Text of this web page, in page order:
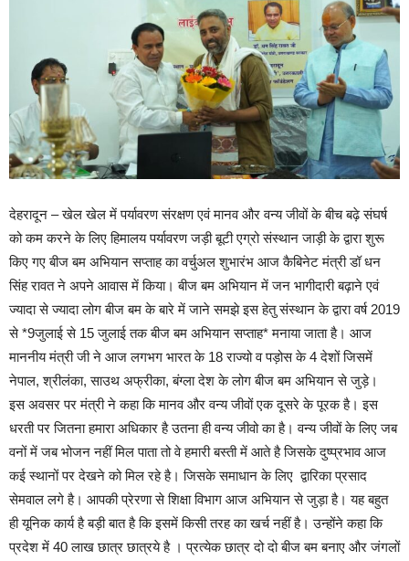
देहरादून – खेल खेल में पर्यावरण संरक्षण एवं मानव और वन्य जीवों के बीच बढ़े संघर्ष
को कम करने के लिए हिमालय पर्यावरण जड़ी बूटी एग्रो संस्थान जाड़ी के द्वारा शुरू
किए गए बीज बम अभियान सप्ताह का वर्चुअल शुभारंभ आज कैबिनेट मंत्री डॉ धन
सिंह रावत ने अपने आवास में किया। बीज बम अभियान में जन भागीदारी बढ़ाने एवं
ज्यादा से ज्यादा लोग बीज बम के बारे में जाने समझे इस हेतु संस्थान के द्वारा वर्ष 2019
से *9जुलाई से 15 जुलाई तक बीज बम अभियान सप्ताह* मनाया जाता है। आज
माननीय मंत्री जी ने आज लगभग भारत के 18 राज्यो व पड़ोस के 4 देशों जिसमें
नेपाल, श्रीलंका, साउथ अफ्रीका, बंग्ला देश के लोग बीज बम अभियान से जुड़े।
इस अवसर पर मंत्री ने कहा कि मानव और वन्य जीवों एक दूसरे के पूरक है। इस
धरती पर जितना हमारा अधिकार है उतना ही वन्य जीवो का है। वन्य जीवों के लिए जब
वनों में जब भोजन नहीं मिल पाता तो वे हमारी बस्ती में आते है जिसके दुष्प्रभाव आज
कई स्थानों पर देखने को मिल रहे है। जिसके समाधान के लिए द्वारिका प्रसाद
सेमवाल लगे है। आपकी प्रेरणा से शिक्षा विभाग आज अभियान से जुड़ा है। यह बहुत
ही यूनिक कार्य है बड़ी बात है कि इसमें किसी तरह का खर्च नहीं है। उन्होंने कहा कि
प्रदेश में 40 लाख छात्र छात्रये है । प्रत्येक छात्र दो दो बीज बम बनाए और जंगलों